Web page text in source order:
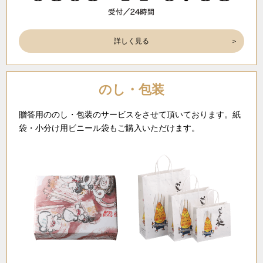
詳しく見る
のし・包装
贈答用ののし・包装のサービスをさせて頂いております。紙
袋・小分け用ビニール袋もご購入いただけます。